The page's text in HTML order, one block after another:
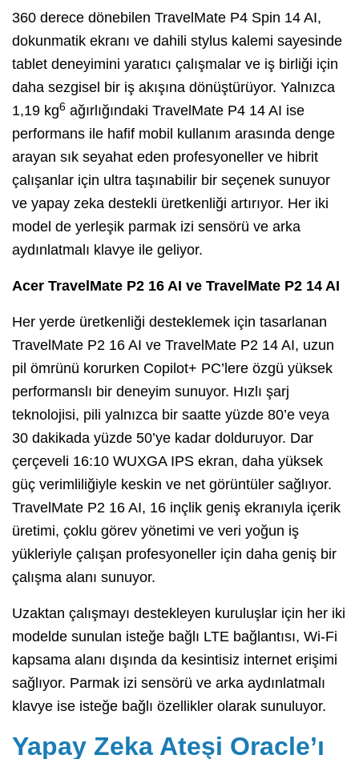
360 derece dönebilen TravelMate P4 Spin 14 AI,
dokunmatik ekranı ve dahili stylus kalemi sayesinde
tablet deneyimini yaratıcı çalışmalar ve iş birliği için
daha sezgisel bir iş akışına dönüştürüyor. Yalnızca
1,19 kg6 ağırlığındaki TravelMate P4 14 AI ise
performans ile hafif mobil kullanım arasında denge
arayan sık seyahat eden profesyoneller ve hibrit
çalışanlar için ultra taşınabilir bir seçenek sunuyor
ve yapay zeka destekli üretkenliği artırıyor. Her iki
model de yerleşik parmak izi sensörü ve arka
aydınlatmalı klavye ile geliyor.
Acer TravelMate P2 16 AI ve TravelMate P2 14 AI
Her yerde üretkenliği desteklemek için tasarlanan
TravelMate P2 16 AI ve TravelMate P2 14 AI, uzun
pil ömrünü korurken Copilot+ PC’lere özgü yüksek
performanslı bir deneyim sunuyor. Hızlı şarj
teknolojisi, pili yalnızca bir saatte yüzde 80’e veya
30 dakikada yüzde 50’ye kadar dolduruyor. Dar
çerçeveli 16:10 WUXGA IPS ekran, daha yüksek
güç verimliliğiyle keskin ve net görüntüler sağlıyor.
TravelMate P2 16 AI, 16 inçlik geniş ekranıyla içerik
üretimi, çoklu görev yönetimi ve veri yoğun iş
yükleriyle çalışan profesyoneller için daha geniş bir
çalışma alanı sunuyor.
Uzaktan çalışmayı destekleyen kuruluşlar için her iki
modelde sunulan isteğe bağlı LTE bağlantısı, Wi-Fi
kapsama alanı dışında da kesintisiz internet erişimi
sağlıyor. Parmak izi sensörü ve arka aydınlatmalı
klavye ise isteğe bağlı özellikler olarak sunuluyor.
Yapay Zeka Ateşi Oracle’ı